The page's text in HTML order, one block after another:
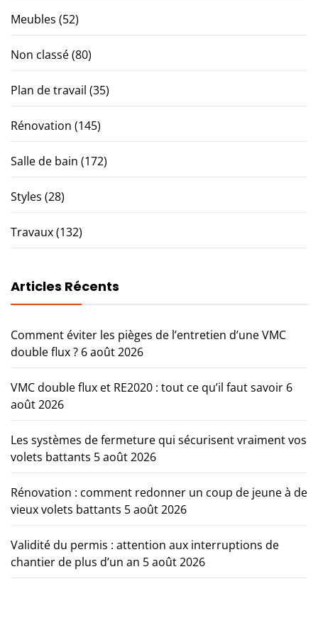
Meubles (52)
Non classé(80)
Plan de travail (35)
Rénovation (145)
Salle de bain (172)
Styles (28)
Travaux(132)
Articles Récents
Comment éviter les pièges de l’entretien d’une VMC
double flux ? 6 août 2026
VMC double flux et RE2020 : tout ce qu’il faut savoir 6
août 2026
Les systèmes de fermeture qui sécurisent vraiment vos
volets battants 5 août 2026
Rénovation : comment redonner un coup de jeune à de
vieux volets battants 5 août 2026
Validité du permis : attention aux interruptions de
chantier de plus d’un an 5 août 2026